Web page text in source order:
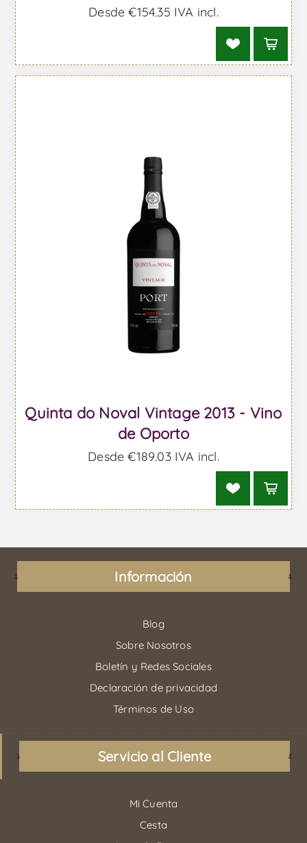
Desde €154,35 IVA incl.
Quinta do Noval Vintage 2013 - Vino
de Oporto
Desde €189,03 IVA incl.
Información
Blog
Sobre Nosotros
Boletín y Redes Sociales
Declaración de privacidad
Términos de Uso
Servicio al Cliente
Mi Cuenta
Cesta